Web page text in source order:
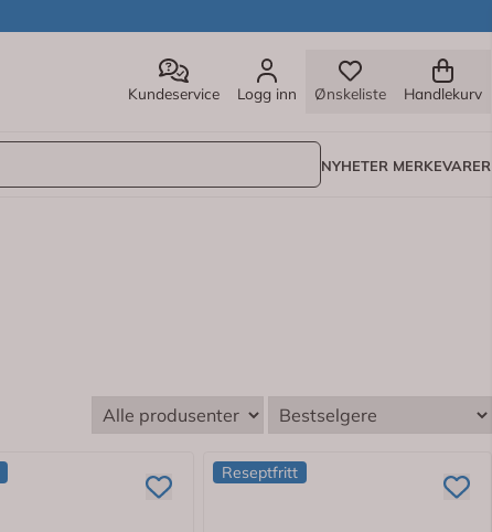
Kundeservice Logg inn Ønskeliste Handlekurv
NYHETER MERKEVARER
Reseptfritt